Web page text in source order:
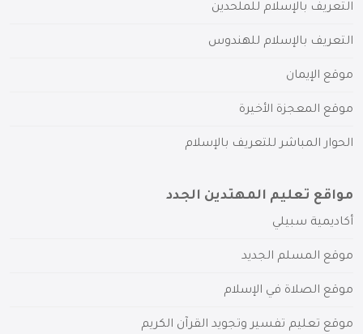
التعريف بالإسلام للملحدين
التعريف بالإسلام للهندوس
موقع الإيمان
موقع المعجزة الأخيرة
الحوار المباشر للتعريف بالإسلام
مواقع تعليم المهتدين الجدد
أكاديمية سبيلي
موقع المسلم الجديد
موقع الصلاة في الإسلام
موقع تعليم تفسير وتجويد القرآن الكريم